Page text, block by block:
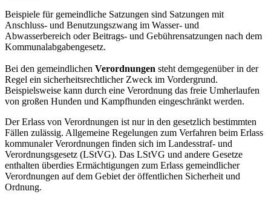
Beispiele für gemeindliche Satzungen sind Satzungen mit
Anschluss- und Benutzungszwang im Wasser- und
Abwasserbereich oder Beitrags- und Gebührensatzungen nach dem
Kommunalabgabengesetz.
Bei den gemeindlichen Verordnungen steht demgegenüber in der
Regel ein sicherheitsrechtlicher Zweck im Vordergrund.
Beispielsweise kann durch eine Verordnung das freie Umherlaufen
von großen Hunden und Kampfhunden eingeschränkt werden.
Der Erlass von Verordnungen ist nur in den gesetzlich bestimmten
Fällen zulässig. Allgemeine Regelungen zum Verfahren beim Erlass
kommunaler Verordnungen finden sich im Landesstraf- und
Verordnungsgesetz (LStVG). Das LStVG und andere Gesetze
enthalten überdies Ermächtigungen zum Erlass gemeindlicher
Verordnungen auf dem Gebiet der öffentlichen Sicherheit und
Ordnung.